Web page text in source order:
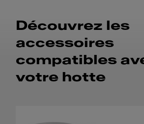
Découvrez les
accessoires
compatibles
votre hotte